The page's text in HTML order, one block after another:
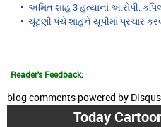
અમિત શાહ 3 હત્યાનાં આરોપી:
ચૂંટણી પંચે શાહને યૂપીમાં પ્રચાર
Reader's Feedback:
blog comments powered by Disqus
Today